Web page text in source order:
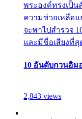
พระองค์ทรงเป็
ความช่วยเหลือแ
จะพาไปสำรวจ
และมีชื่อเสียงที่
10 อันดับกวนอิม
2,843 views